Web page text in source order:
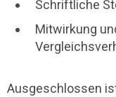
Schriftliche
Mitwirkung
Ausgeschlossen